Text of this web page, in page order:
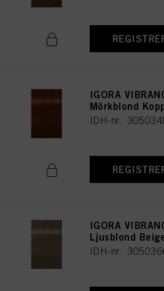
IGORA
Mörkblond
IDH-nr.
IGORA
Ljusblond
IDH-nr.